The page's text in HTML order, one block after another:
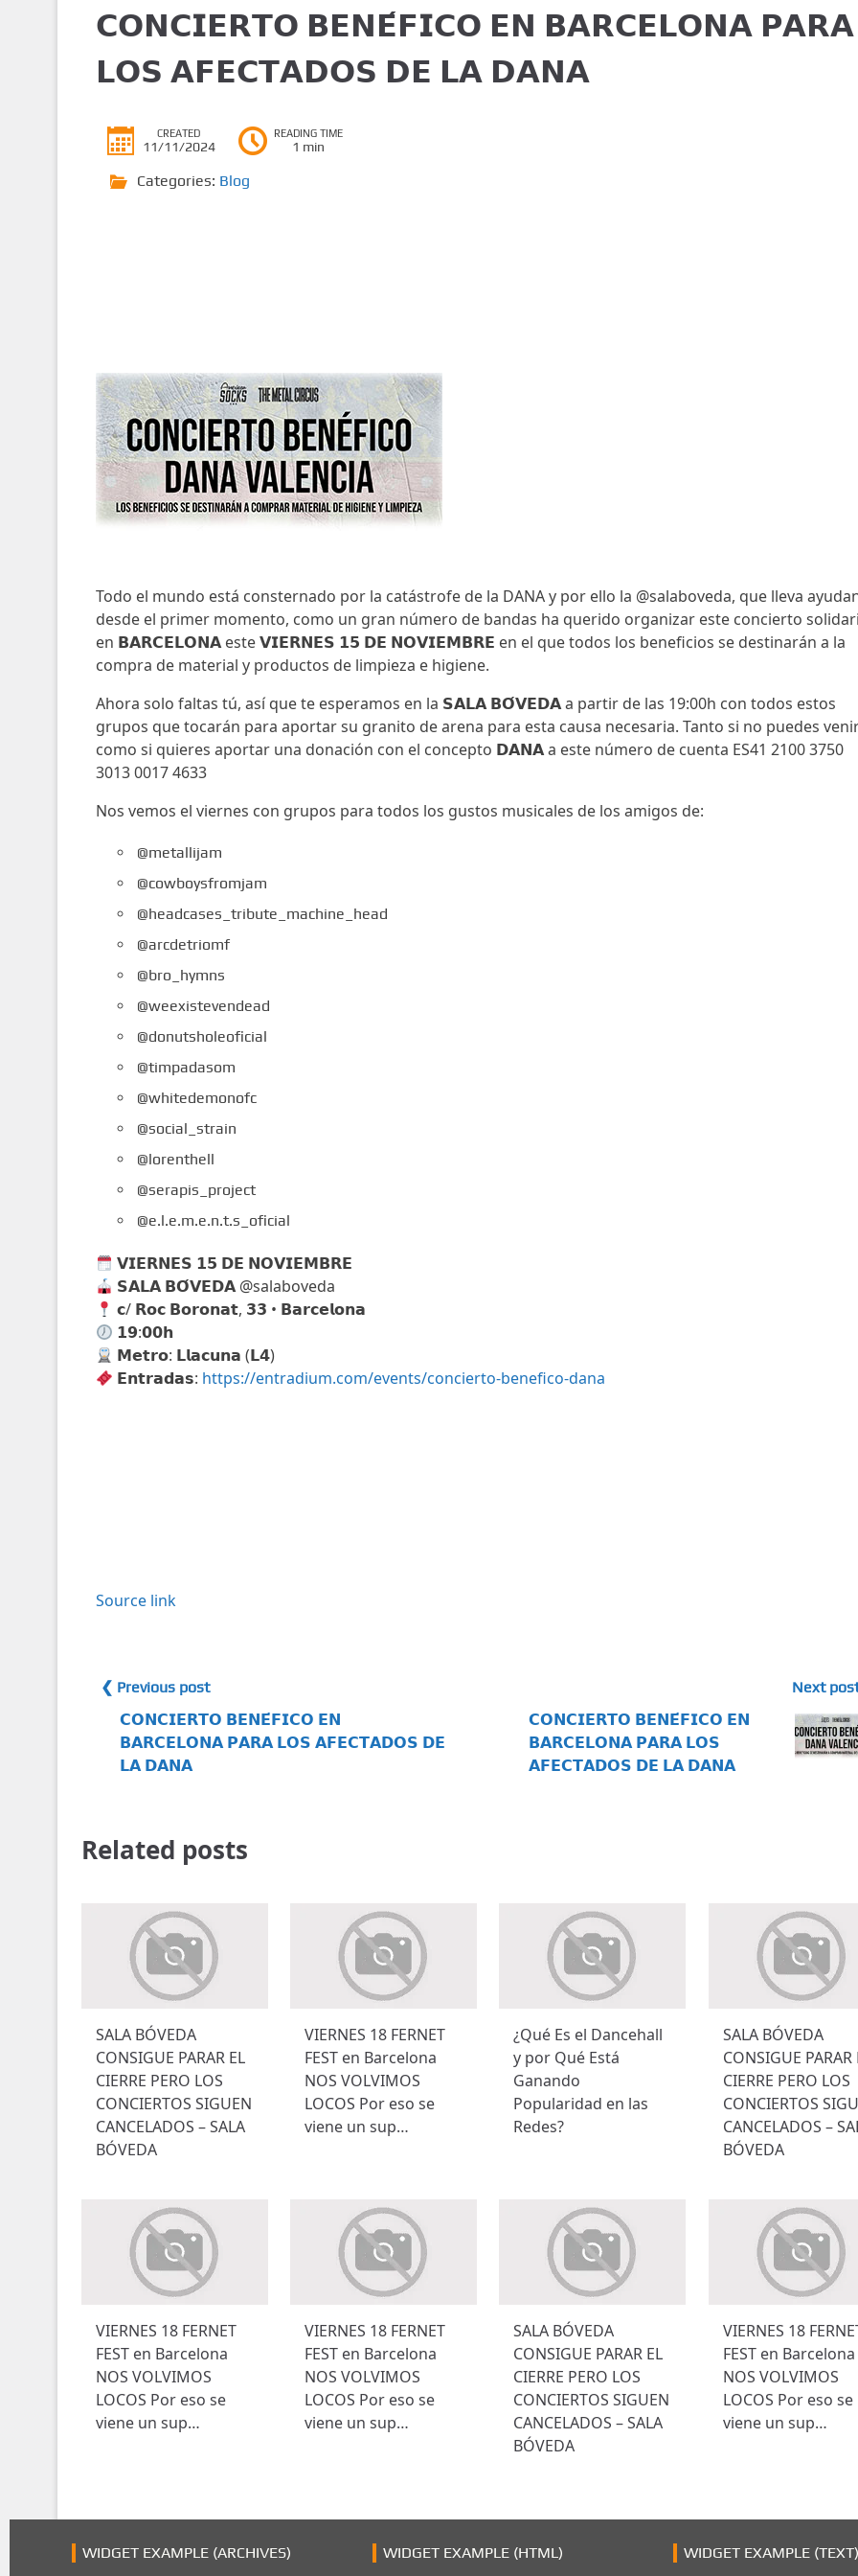
𝗖𝗢𝗡𝗖𝗜𝗘𝗥𝗧𝗢 𝗕𝗘𝗡𝗘́𝗙𝗜𝗖𝗢 𝗘𝗡 𝗕𝗔𝗥𝗖𝗘𝗟𝗢𝗡𝗔 𝗣𝗔𝗥𝗔
𝗟𝗢𝗦 𝗔𝗙𝗘𝗖𝗧𝗔𝗗𝗢𝗦 𝗗𝗘 𝗟𝗔 𝗗𝗔𝗡𝗔
CREATED
11/11/2024
READING TIME
1 min
Categories: Blog
Todo el mundo está consternado por la catástrofe de la DANA y por ello la @salaboveda, que lleva
desde el primer momento, como un gran número de bandas ha querido organizar este concierto
en 𝗕𝗔𝗥𝗖𝗘𝗟𝗢𝗡𝗔 este 𝗩𝗜𝗘𝗥𝗡𝗘𝗦 𝟭𝟱 𝗗𝗘 𝗡𝗢𝗩𝗜𝗘𝗠𝗕𝗥𝗘 en el que todos los beneficios se destinarán a la
compra de material y productos de limpieza e higiene.
Ahora solo faltas tú, así que te esperamos en la 𝗦𝗔𝗟𝗔 𝗕𝗢́𝗩𝗘𝗗𝗔 a partir de las 19:00h con todos estos
grupos que tocarán para aportar su granito de arena para esta causa necesaria. Tanto si no puedes
como si quieres aportar una donación con el concepto 𝗗𝗔𝗡𝗔 a este número de cuenta ES41 2100 3750
3013 0017 4633
Nos vemos el viernes con grupos para todos los gustos musicales de los amigos de:
@metallijam
@cowboysfromjam
@headcases_tribute_machine_head
@arcdetriomf
@bro_hymns
@weexistevendead
@donutsholeoficial
@timpadasom
@whitedemonofc
@social_strain
@lorenthell
@serapis_project
@e.l.e.m.e.n.t.s_oficial
𝗩𝗜𝗘𝗥𝗡𝗘𝗦 𝟭𝟱 𝗗𝗘 𝗡𝗢𝗩𝗜𝗘𝗠𝗕𝗥𝗘
𝗦𝗔𝗟𝗔 𝗕𝗢́𝗩𝗘𝗗𝗔 @salaboveda
𝗰/ 𝗥𝗼𝗰 𝗕𝗼𝗿𝗼𝗻𝗮𝘁, 𝟯𝟯 • 𝗕𝗮𝗿𝗰𝗲𝗹𝗼𝗻𝗮
𝟭𝟵:𝟬𝟬𝗵
𝗠𝗲𝘁𝗿𝗼: 𝗟𝗹𝗮𝗰𝘂𝗻𝗮 (𝗟𝟰)
𝗘𝗻𝘁𝗿𝗮𝗱𝗮𝘀: https://entradium.com/events/concierto-benefico-dana
e
c
d
e
n
t
r
Source link
❮ Previous post
𝗖𝗢𝗡𝗖𝗜𝗘𝗥𝗧𝗢 𝗕𝗘𝗡𝗘́𝗙𝗜𝗖𝗢 𝗘𝗡
𝗕𝗔𝗥𝗖𝗘𝗟𝗢𝗡𝗔 𝗣𝗔𝗥𝗔 𝗟𝗢𝗦 𝗔𝗙𝗘𝗖𝗧𝗔𝗗𝗢𝗦 𝗗𝗘
𝗟𝗔 𝗗𝗔𝗡𝗔
Next
𝗖𝗢𝗡𝗖𝗜𝗘𝗥𝗧𝗢 𝗕𝗘𝗡𝗘́𝗙𝗜𝗖𝗢 𝗘𝗡
𝗕𝗔𝗥𝗖𝗘𝗟𝗢𝗡𝗔 𝗣𝗔𝗥𝗔 𝗟𝗢𝗦
𝗔𝗙𝗘𝗖𝗧𝗔𝗗𝗢𝗦 𝗗𝗘 𝗟𝗔 𝗗𝗔𝗡𝗔
Related posts
SALA BÓVEDA
CONSIGUE PARAR EL
CIERRE PERO LOS
CONCIERTOS SIGUEN
CANCELADOS – SALA
BÓVEDA
VIERNES 18 FERNET
FEST en Barcelona
NOS VOLVIMOS
LOCOS Por eso se
viene un sup…
¿Qué Es el Dancehall
y por Qué Está
Ganando
Popularidad en las
Redes?
SALA BÓVEDA
CONSIGUE PARAR
CIERRE PERO LOS
CONCIERTOS
CANCELADOS –
BÓVEDA
VIERNES 18 FERNET
FEST en Barcelona
NOS VOLVIMOS
LOCOS Por eso se
viene un sup…
VIERNES 18 FERNET
FEST en Barcelona
NOS VOLVIMOS
LOCOS Por eso se
viene un sup…
SALA BÓVEDA
CONSIGUE PARAR EL
CIERRE PERO LOS
CONCIERTOS SIGUEN
CANCELADOS – SALA
BÓVEDA
VIERNES 18
FEST en Barcelona
NOS VOLVIMOS
LOCOS Por eso se
viene un sup…
WIDGET EXAMPLE (ARCHIVES) WIDGET EXAMPLE (HTML) WIDGET EXAMPLE